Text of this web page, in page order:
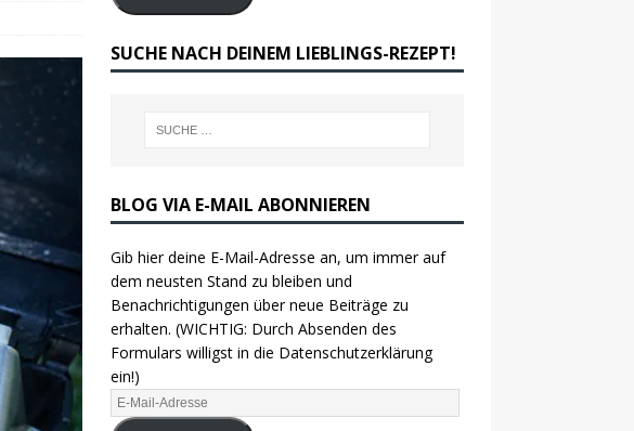
SUCHE NACH DEINEM LIEBLINGS-REZEPT!
BLOG VIA E-MAIL ABONNIEREN
Gib hier deine E-Mail-Adresse an, um immer auf
dem neusten Stand zu bleiben und
Benachrichtigungen über neue Beiträge zu
erhalten. (WICHTIG: Durch Absenden des
Formulars willigst in die Datenschutzerklärung
ein!)